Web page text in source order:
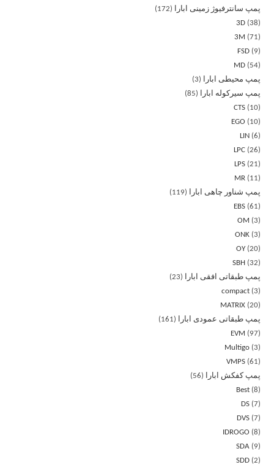
پمپ سانترفیوژ زمینی ابارا
172
3D 38
3M
71
FSD
9
MD
54
پمپ محیطی ابارا
3
پمپ سیرکوله ابارا
85
CTS
10
EGO
10
LIN
6
LPC 26
LPS 21
MR
11
پمپ شناور چاهی ابارا
119
EBS 61
OM
3
ONK 3
OY 20
SBH
32
پمپ طبقاتی افقی ابارا
23
compact 3
MATRIX 20
پمپ طبقاتی عمودی ابارا
161
EVM
97
Multigo 3
VMPS 61
پمپ کفکش ابارا
56
Best 8
DS 7
DVS 7
IDROGO
8
SDA
9
SDD 2